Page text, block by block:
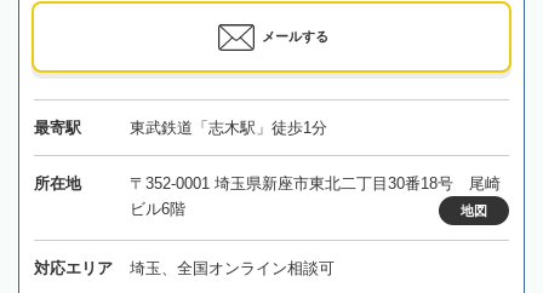
メールする
最寄駅 東武鉄道「志木駅」徒歩1分
所在地
〒352-0001 埼玉県新座市東北二丁目30番18号 尾崎
ビル6階
地図
対応エリア 埼玉、全国オンライン相談可